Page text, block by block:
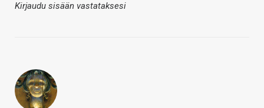
Kirjaudu sisään vastataksesi